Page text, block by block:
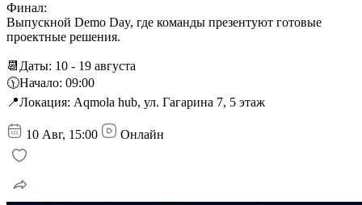
Финал:
Выпускной Demo Day, где команды презентуют готовые
проектные решения.
📆Даты: 10 - 19 августа
🕦Начало: 09:00
📍Локация: Aqmola hub, ул. Гагарина 7, 5 этаж
10 Авг, 15:00 Онлайн